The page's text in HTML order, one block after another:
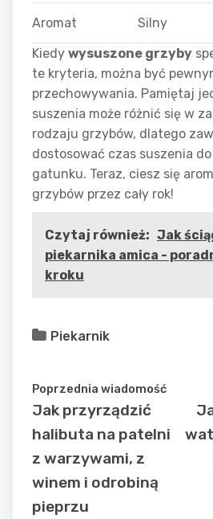
Aromat Silny
Kiedy wysuszone grzyby
te kryteria, można być
przechowywania. Pamiętaj
suszenia może różnić się w
rodzaju grzybów, dlatego
dostosować czas suszenia
gatunku. Teraz, ciesz się
grzybów przez cały rok!
Czytaj również: Jak
piekarnika amica -
kroku
Piekarnik
Poprzednia wiadomość
Jak przyrządzić
halibuta na patelni
z warzywami, z
winem i odrobiną
pieprzu